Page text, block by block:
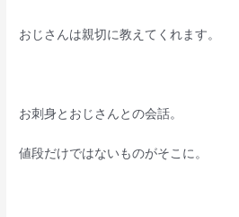
おじさんは親切に教えてくれます。
お刺身とおじさんとの会話。
値段だけではないものがそこに。